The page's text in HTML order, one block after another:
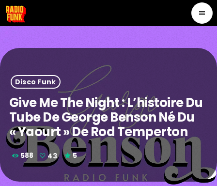
menu
Disco Funk
Give Me The Night : L’histoire Du
Tube De George Benson Né Du
« Yaourt » De Rod Temperton
588 43 5